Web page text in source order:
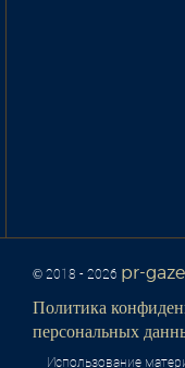
© 2018 - 2026 pr-
Политика
персональных
Использование